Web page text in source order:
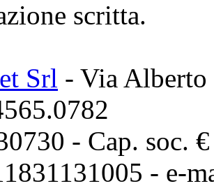
scritta.
Srl - Via Alberto
- Cap. soc.
- e-